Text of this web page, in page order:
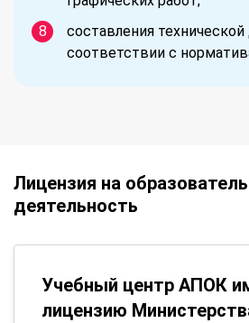
составления
соответствии с
Лицензия на
деятельность
Учебный центр АПОК
лицензию